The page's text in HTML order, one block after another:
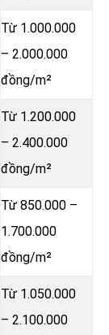
Từ 1.000.000
– 2.000.000
đồng/m²
Từ 1.200.000
– 2.400.000
đồng/m²
Từ 850.000 –
1.700.000
đồng/m²
Từ 1.050.000
– 2.100.000